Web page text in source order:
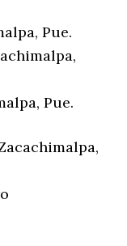
Pue.
Pue.